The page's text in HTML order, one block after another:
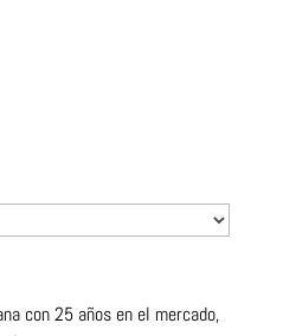
con 25 años en el mercado,